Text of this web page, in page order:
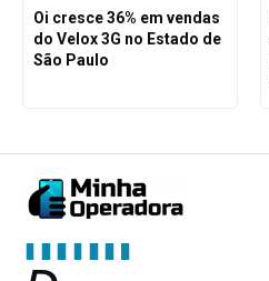
Oi cresce 36% em vendas
do Velox 3G no Estado de
São Paulo